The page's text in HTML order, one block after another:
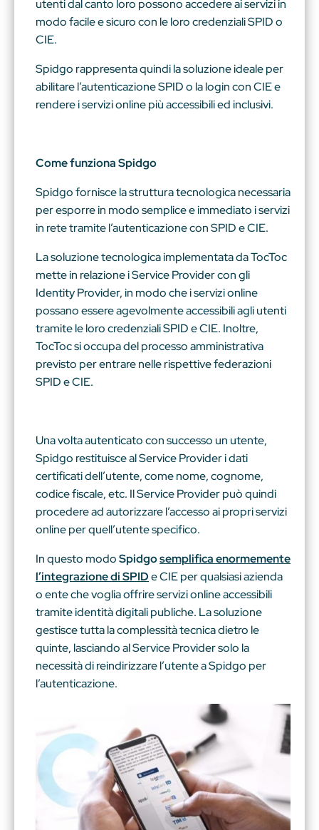
utenti dal canto loro possono accedere ai servizi in
modo facile e sicuro con le loro credenziali SPID o
CIE.
Spidgo rappresenta quindi la soluzione ideale per
abilitare l’autenticazione SPID o la login con CIE e
rendere i servizi online più accessibili ed inclusivi.
Come funziona Spidgo
Spidgo fornisce la struttura tecnologica necessaria
per esporre in modo semplice e immediato i servizi
in rete tramite l’autenticazione con SPID e CIE.
La soluzione tecnologica implementata da TocToc
mette in relazione i Service Provider con gli
Identity Provider, in modo che i servizi online
possano essere agevolmente accessibili agli utenti
tramite le loro credenziali SPID e CIE. Inoltre,
TocToc si occupa del processo amministrativa
previsto per entrare nelle rispettive federazioni
SPID eCIE.
Una volta autenticato con successo un utente,
Spidgo restituisce al Service Provider i dati
certificati dell’utente, come nome, cognome,
codice fiscale, etc. Il Service Provider può quindi
procedere ad autorizzare l’accesso ai propri servizi
online per quell’utente specifico.
In questo modoSpidgosemplifica enormemente
l’integrazione di SPIDe CIE per qualsiasi azienda
o ente che voglia offrire servizi online accessibili
tramite identità digitali publiche. La soluzione
gestisce tutta la complessità tecnica dietro le
quinte, lasciando al Service Provider solo la
necessità di reindirizzare l’utente a Spidgo per
l’autenticazione.